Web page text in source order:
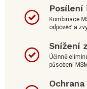
Kombinace
odpověď a
Snížení
Účinně
působení